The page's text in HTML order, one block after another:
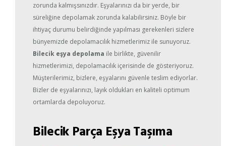
zorunda kalmışsınızdır. Eşyalarınızı da bir yerde, bir
süreliğine depolamak zorunda kalabilirsiniz. Böyle bir
ihtiyaç durumu belirdiğinde yapılması gerekenleri sizlere
bünyemizde depolamacılık hizmetlerimiz ile sunuyoruz.
Bilecik eşya depolama ile birlikte, güvenilir
hizmetlerimizi, depolamacılık içerisinde de gösteriyoruz.
Müşterilerimiz, bizlere, eşyalarını güvenle teslim ediyorlar.
Bizler de eşyalarınızı, layık oldukları en kaliteli optimum
ortamlarda depoluyoruz.
Bilecik Parça Eşya Taşıma